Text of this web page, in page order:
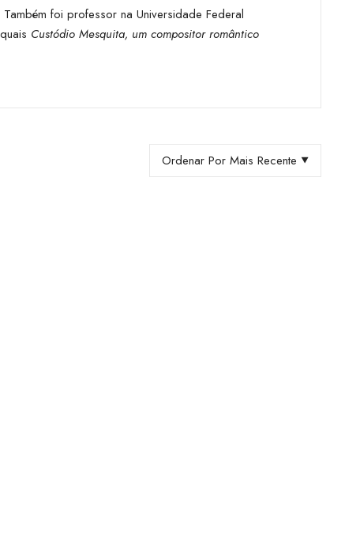
foi professor na Universidade Federal
Custódio Mesquita, um compositor romântico
Ordenar Por Mais Recente